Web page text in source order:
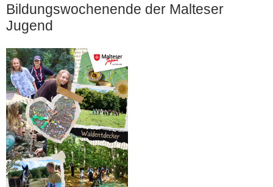
Bildungswochenende der Malteser
Jugend